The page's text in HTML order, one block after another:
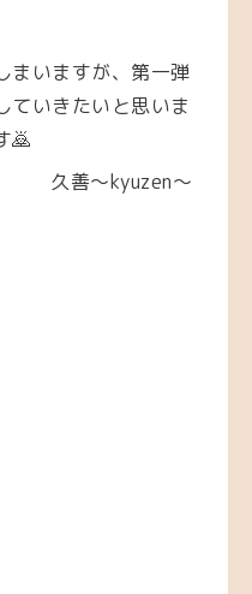
まいますが、第一弾
ていきたいと思いま
🙇
久善〜kyuzen〜